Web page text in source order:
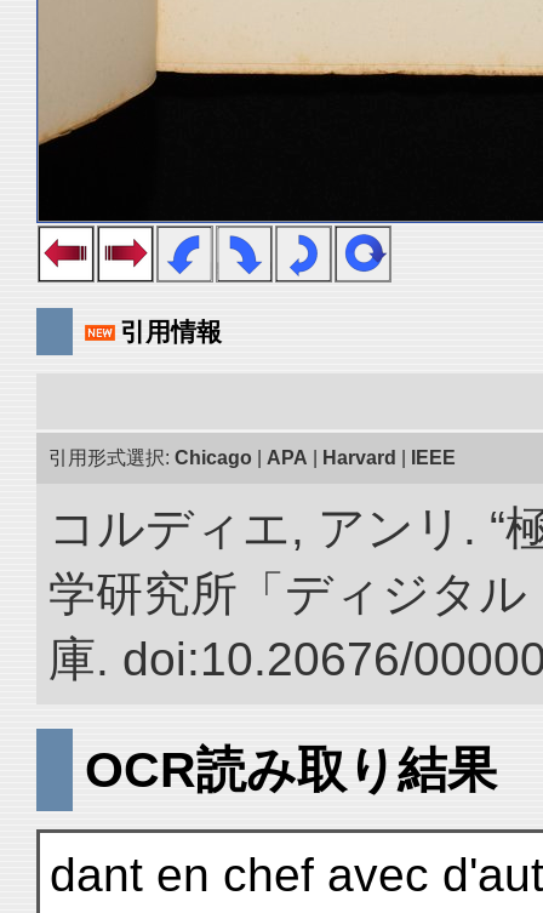
引用情報
引用形式選択: Chicago APA Harvard IEEE
コルディエ, アンリ. “
学研究所「ディジタ
庫. doi:10.20676/
OCR読み取り結果
dant en chef avec